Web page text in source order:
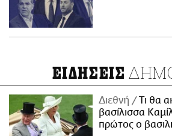
ΕΙΔΗΣΕΙΣ
Διεθνή
Τι θα
βασίλισσα
πρώτος ο